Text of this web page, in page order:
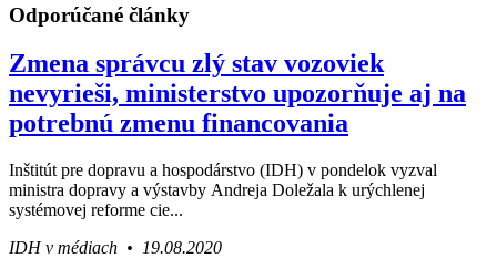
Odporúčané články
Zmena správcu zlý stav vozoviek
nevyrieši, ministerstvo upozorňuje aj na
potrebnú zmenu financovania
Inštitút pre dopravu a hospodárstvo (IDH) v pondelok vyzval
ministra dopravy a výstavby Andreja Doležala k urýchlenej
systémovej reforme cie...
IDH v médiach • 19.08.2020